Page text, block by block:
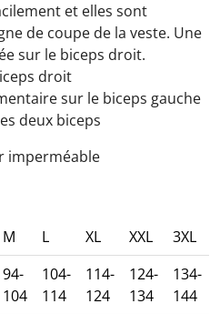
et elles sont
de coupe de la veste. Une
sur le biceps droit.
droit
sur le biceps gauche
deux biceps
imperméable
M L XL XXL
3XL
94-
104
104-
114
114-
124
124-
134
134-
144